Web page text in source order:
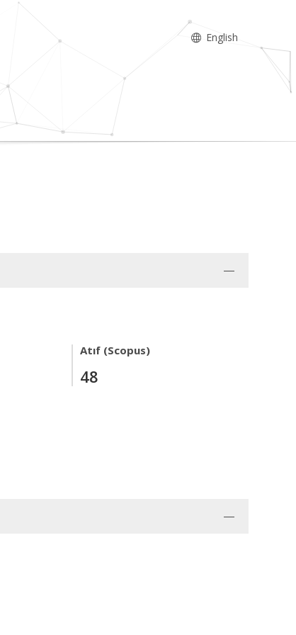
English
Atıf (Scopus)
48